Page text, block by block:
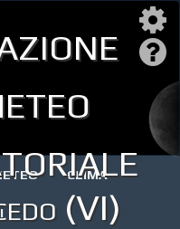
(VI)
CLIMA